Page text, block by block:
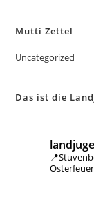
Mutti Zettel
Uncategorized
Das ist die